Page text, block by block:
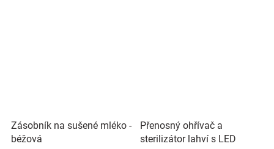
Zásobník na sušené mléko -
béžová
Přenosný ohřívač a
sterilizátor lahví s LED